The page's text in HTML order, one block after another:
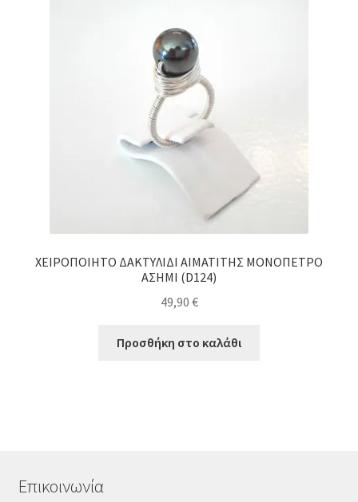
ΧΕΙΡΟΠΟΙΗΤΟ ΔΑΚΤΥΛΙΔΙ ΑΙΜΑΤΙΤΗΣ ΜΟΝΟΠΕΤΡΟ
ΑΣΗΜΙ (D124)
49,90 €
Προσθήκη στο καλάθι
Επικοινωνία